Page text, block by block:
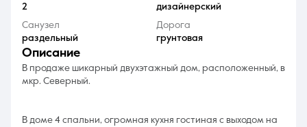
2
дизайнерский
Санузел
раздельный
Дорога
грунтовая
описание
В продаже шикарный двухэтажный дом, расположенный, в
мкр. Северный.
В доме 4 спальни, огромная кухня гостиная с выходом на